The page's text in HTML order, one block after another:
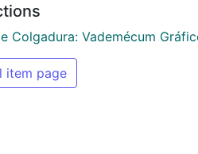
Colgadura: Vademécum
item page